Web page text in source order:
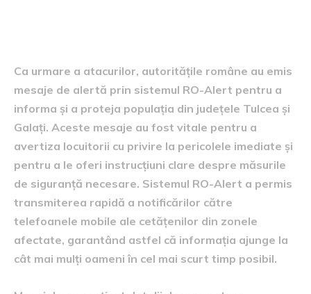
Ca urmare a atacurilor, autoritățile române au emis
mesaje de alertă prin sistemul RO-Alert pentru a
informa și a proteja populația din județele Tulcea și
Galați. Aceste mesaje au fost vitale pentru a
avertiza locuitorii cu privire la pericolele imediate și
pentru a le oferi instrucțiuni clare despre măsurile
de siguranță necesare. Sistemul RO-Alert a permis
transmiterea rapidă a notificărilor către
telefoanele mobile ale cetățenilor din zonele
afectate, garantând astfel că informația ajunge la
cât mai mulți oameni în cel mai scurt timp posibil.